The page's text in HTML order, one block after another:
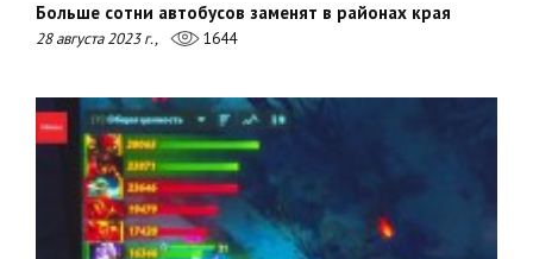
Больше сотни автобусов заменят в районах края
28 августа 2023 г., 1644